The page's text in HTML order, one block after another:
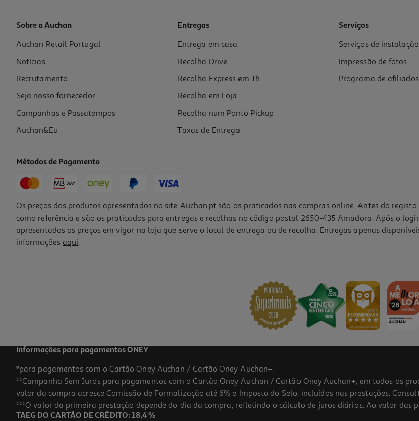
Tapete Casa Banho Actuel Microfibra Reciclado Verde 50x80cm
9.99 €/un
9,99 €
Sobre a Auchan
Auchan Retail Portugal
Notícias
Recrutamento
Seja nosso fornecedor
Campanhas e Passatempos
Auchan&Eu
Entregas
Entrega em casa
Recolha Drive
Recolha Express em 1h
Recolha em Loja
Recolha num Ponto Pickup
Taxas de Entrega
Serviços
Serviços de instalação
Impressão de fotos
Programa de afiliados
Métodos de Pagamento
Os preços dos produtos apresentados no site Auchan.pt são os praticados nas compras online. Antes do
como referência e são os praticados para entregas e recolhas no código postal 2650-435 Amadora. Após o
apresentados os preços em vigor na loja que serve o local de entrega ou de recolha. Entregas apenas
informações aqui.
Informações para pagamentos ONEY
*para pagamentos com o Cartão Oney Auchan / Cartão Oney Auchan+.
**Campanha Sem Juros para pagamentos com o Cartão Oney Auchan / Cartão Oney Auchan+, em todos os
valor da compra acresce Comissão de Formalização até 6% e Imposto do Selo, incluídos nas prestações.
***O valor da primeira prestação depende do dia da compra, refletindo o cálculo de juros diários. Ao valor das
TAEG DO CARTÃO DE CRÉDITO: 18,4 %